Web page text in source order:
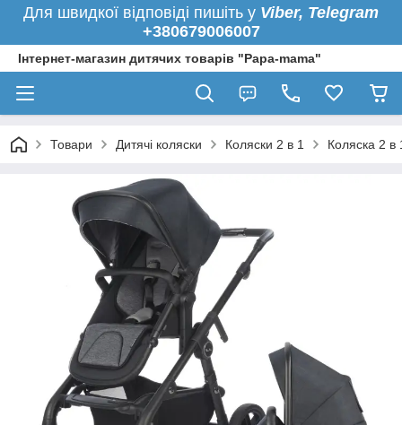
Для швидкої відповіді пишіть у Viber, Telegram
+380679006007
Інтернет-магазин дитячих товарів "Papa-mama"
Товари Дитячі коляски Коляски 2 в 1 Коляска 2 в